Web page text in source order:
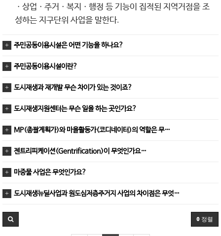
ㆍ 상업 ㆍ 주거 ㆍ 복지 ㆍ 행정 등 기능이 집적된 지역거점을 조
성하는 지구단위 사업을 말한다.
주민공동이용시설은 어떤 기능을 하나요?
주민공동이용시설이란?
도시재생과 재개발 무슨 차이가 있는 것이죠?
도시재생지원센터는 무슨 일을 하는 곳인가요?
MP(총괄계획가)와 마을활동가(코디네이터)의 역할은 무…
젠트리피케이션(Gentrification)이 무엇인가요…
마중물 사업은 무엇인가요?
도시재생뉴딜사업과 원도심저층주거지 사업의 차이점은 무엇…
정렬